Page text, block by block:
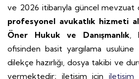
ve 2026 itibarıyla güncel mevzuat
profesyonel avukatlık hizmeti
Öner Hukuk ve Danışmanlık,
ofisinden basit yargılama usulüne
dilekçe hazırlığı, dosya takibi ve
vermektedir; iletişim için iletişim